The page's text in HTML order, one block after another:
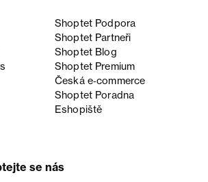
Shoptet Podpora
Shoptet Partneři
Shoptet Blog
Shoptet Premium
Česká e‑commerce
Shoptet Poradna
Eshopiště
se nás